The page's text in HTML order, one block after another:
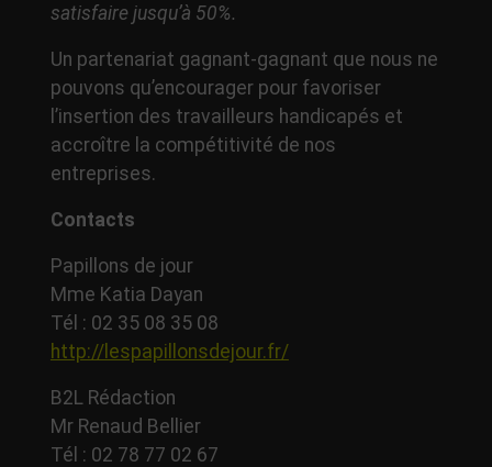
satisfaire jusqu’à 50%.
Un partenariat gagnant-gagnant que nous ne
pouvons qu’encourager pour favoriser
l’insertion des travailleurs handicapés et
accroître la compétitivité de nos
entreprises.
Contacts
Papillons de jour
Mme Katia Dayan
Tél : 02 35 08 35 08
http://lespapillonsdejour.fr/
B2L Rédaction
Mr Renaud Bellier
Tél : 02 78 77 02 67